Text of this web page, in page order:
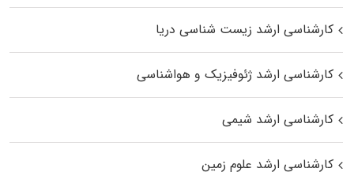
کارشناسی ارشد زیست‌ شناسی دریا
کارشناسی ارشد ژئوفیزیک و هواشناسی
کارشناسی ارشد شیمی
کارشناسی ارشد علوم زمین